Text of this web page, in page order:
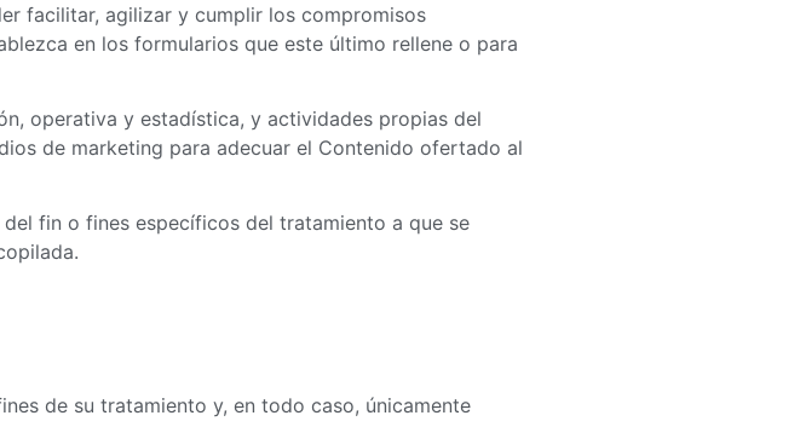
facilitar, agilizar y cumplir los compromisos
en los formularios que este último rellene o para
operativa y estadística, y actividades propias del
de marketing para adecuar el Contenido ofertado al
fin o fines específicos del tratamiento a que se
de su tratamiento y, en todo caso, únicamente